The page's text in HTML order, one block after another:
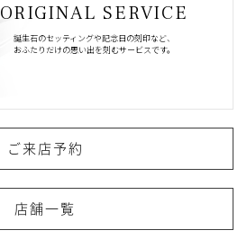
ORIGINAL SERVICE
誕生石のセッティングや記念日の刻印など、
おふたりだけの思い出を刻むサービスです。
ご来店予約
店舗一覧